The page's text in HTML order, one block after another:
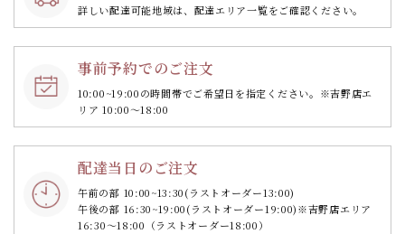
詳しい配達可能地域は、配達エリア一覧をご確認ください。
事前予約でのご注文
10:00~19:00の時間帯でご希望日を指定ください。 ※吉野店エ
リア 10:00～18:00
配達当日のご注文
午前の部 10:00~13:30(ラストオーダー13:00)
午後の部 16:30~19:00(ラストオーダー19:00)※吉野店エリア
16:30～18:00（ラストオーダー18:00）